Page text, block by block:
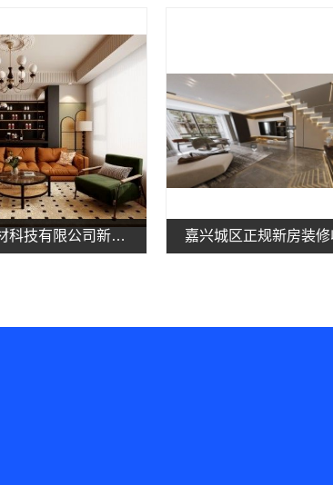
嘉兴美居乐建材科技有限公司新房装修联系电话一览